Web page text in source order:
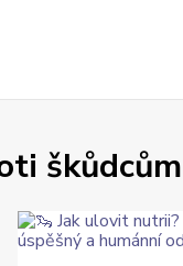
škůdcům